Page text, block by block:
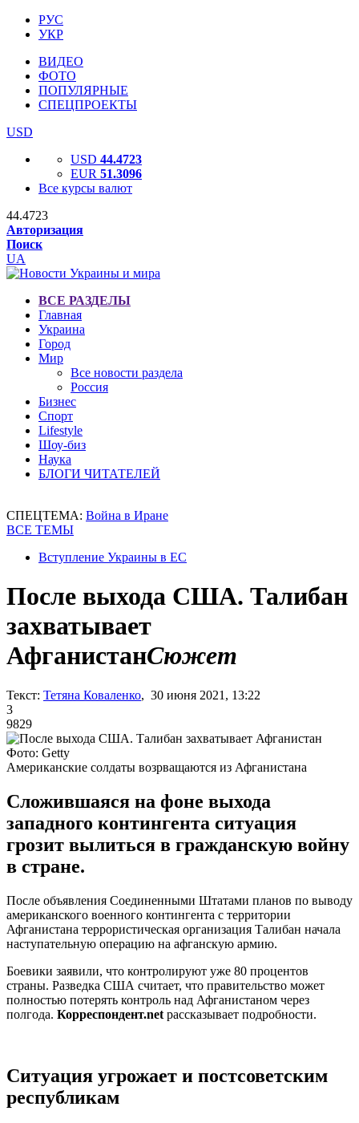
РУС
УКР
ВИДЕО
ФОТО
ПОПУЛЯРНЫЕ
СПЕЦПРОЕКТЫ
USD
USD 44.4723
EUR 51.3096
Все курсы валют
44.4723
Авторизация
Поиск
UA
ВСЕ РАЗДЕЛЫ
Главная
Украина
Город
Мир
Все новости раздела
Россия
Бизнес
Спорт
Lifestyle
Шоу-биз
Наука
БЛОГИ ЧИТАТЕЛЕЙ
СПЕЦТЕМА: Война в Иране
ВСЕ ТЕМЫ
Вступление Украины в ЕС
После выхода США. Талибан
захватывает
АфганистанСюжет
Текст: Тетяна Коваленко, 30 июня 2021, 13:22
3
9829
Фото: Getty
Американские солдаты возрващаются из Афганистана
Сложившаяся на фоне выхода
западного контингента ситуация
грозит вылиться в гражданскую войну
в стране.
После объявления Соединенными Штатами планов по выводу
американского военного контингента с территории
Афганистана террористическая организация Талибан начала
наступательную операцию на афганскую армию.
Боевики заявили, что контролируют уже 80 процентов
страны. Разведка США считает, что правительство может
полностью потерять контроль над Афганистаном через
полгода. Корреспондент.net рассказывает подробности.
Ситуация угрожает и постсоветским
республикам